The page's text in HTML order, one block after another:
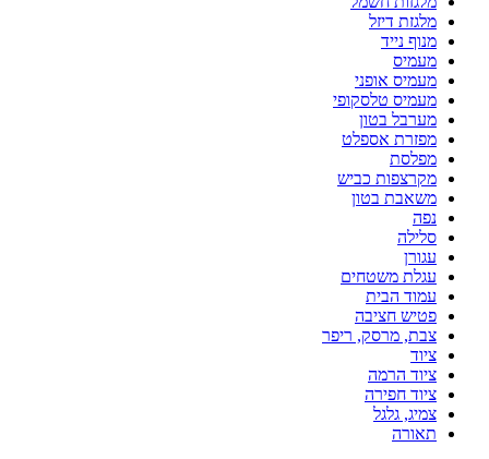
מלגזת דיזל
מנוף נייד
מעמיס
מעמיס אופני
מעמיס טלסקופי
מערבל בטון
מפזרת אספלט
מפלסת
מקרצפות כביש
משאבת בטון
נפה
סלילה
עגורן
עגלת משטחים
עמוד הבית
פטיש חציבה
צבת, מרסק, ריפר
ציוד
ציוד הרמה
ציוד חפירה
צמיג, גלגל
תאורה